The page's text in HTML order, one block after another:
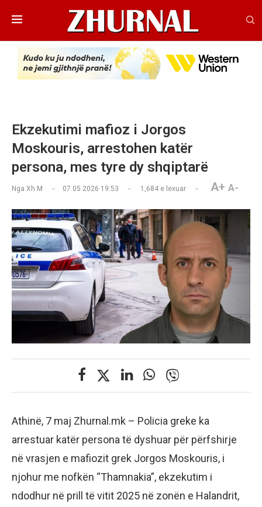
Ekzekutimi mafioz i Jorgos
Moskouris, arrestohen katër
persona, mes tyre dy shqiptarë
Nga Xh M 07.05.2026 19:53 1,684 e lexuar A+ A-
Athinë, 7 maj Zhurnal.mk – Policia greke ka
arrestuar katër persona të dyshuar për përfshirje
në vrasjen e mafiozit grek Jorgos Moskouris, i
njohur me nofkën “Thamnakia”, ekzekutim i
ndodhur në prill të vitit 2025 në zonën e Halandrit,